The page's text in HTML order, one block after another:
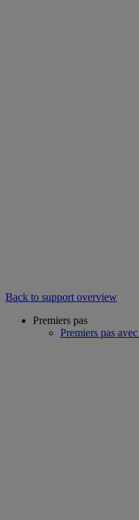
Back to support overview
Premiers pas
Premiers pas